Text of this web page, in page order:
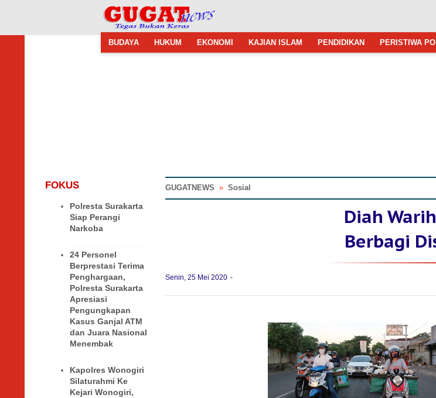
BUDAYA HUKUM EKONOMI KAJIAN ISLAM PENDIDIKAN PERISTIWA
FOKUS
Polresta Surakarta
Siap Perangi
Narkoba
24 Personel
Berprestasi Terima
Penghargaan,
Polresta Surakarta
Apresiasi
Pengungkapan
Kasus Ganjal ATM
dan Juara Nasional
Menembak
Kapolres Wonogiri
Silaturahmi Ke
Kejari Wonogiri,
GUGATNEWS » Sosial
Diah
Berbagi
Senin, 25 Mei 2020